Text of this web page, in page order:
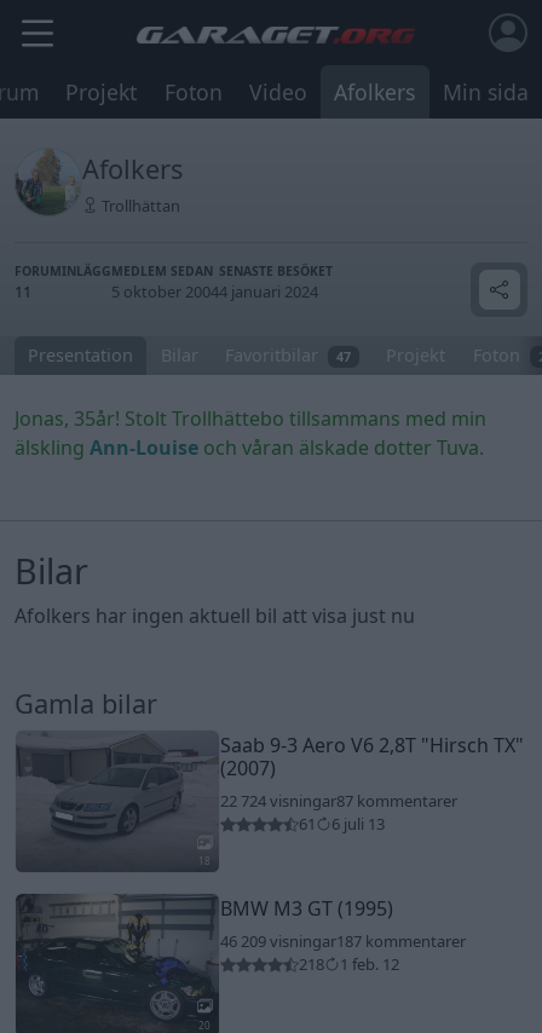
Projekt Foton Video Afolkers Min sida
Afolkers
Trollhättan
FORUMINLÄGG
11
MEDLEM SEDAN
5 oktober 2004
SENASTE BESÖKET
4 januari 2024
Presentation Bilar Favoritbilar 47 Projekt Foton
Jonas, 35år! Stolt Trollhättebo tillsammans med min
älskling Ann-Louise och våran älskade dotter Tuva.
Bilar
Afolkers har ingen aktuell bil att visa just nu
Gamla bilar
18
Saab 9-3 Aero V6 2,8T "Hirsch TX"
(2007)
22 724 visningar87 kommentarer
61
6 juli 13
20
BMW M3 GT (1995)
46 209 visningar187 kommentarer
218
1 feb. 12